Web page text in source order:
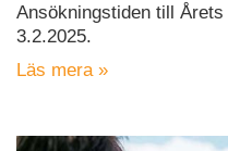
Ansökningstiden till
3.2.2025.
Läs mera »